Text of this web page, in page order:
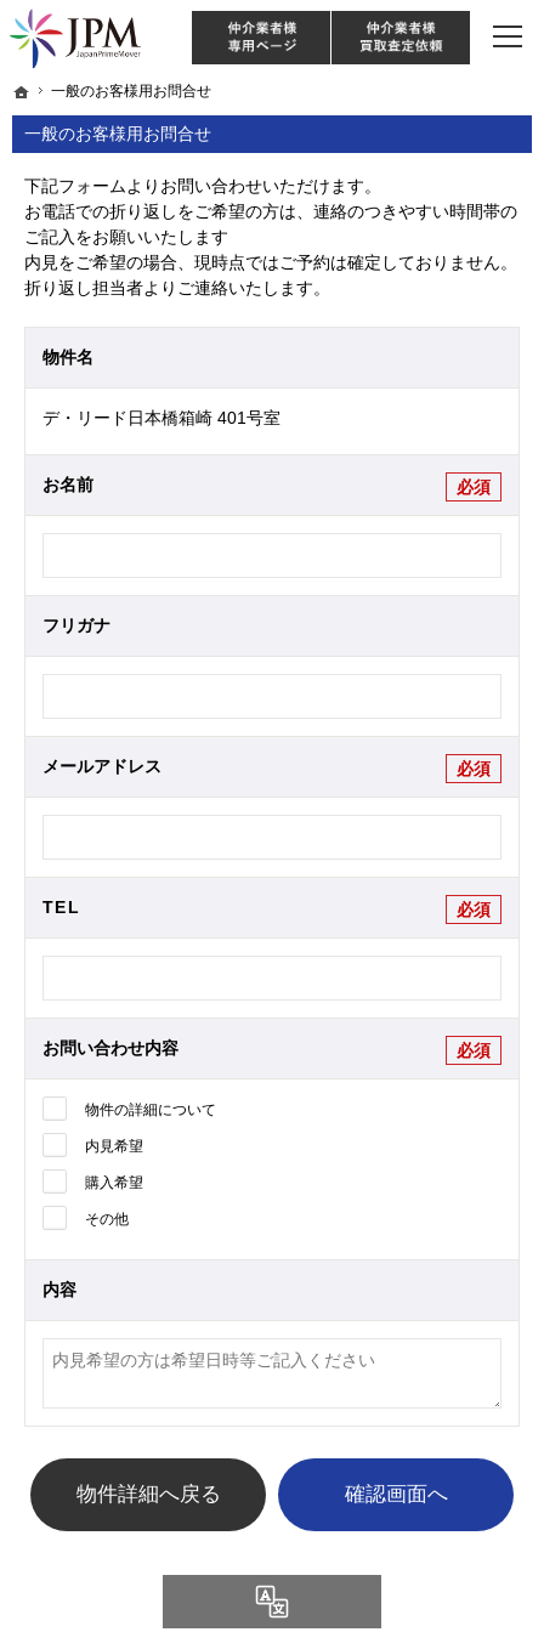
ホーム
一般のお客様用お問合せ
一般のお客様用お問合せ
東京・神奈川・埼玉・千葉のリノベーション住宅や中古マンションを手がける会
【物件買取強化中！】リノベーション住宅・不動産・中古マンションならJPM
下記フォームよりお問い合わせいただけます。
お電話での折り返しをご希望の方は、連絡のつきやすい時間帯の
ご記入をお願いいたします
内見をご希望の場合、現時点ではご予約は確定しておりません。
折り返し担当者よりご連絡いたします。
物件名
デ・リード日本橋箱崎 401号室
お名前 必須
フリガナ
メールアドレス 必須
TEL 必須
お問い合わせ内容 必須
物件の詳細について
内見希望
購入希望
その他
内容
物件詳細へ戻る
ホーム
一般のお客様用お問合せ